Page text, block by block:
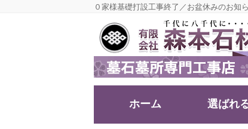
０家様基礎打設工事終了／お盆休みのお知
ホーム 選ばれ